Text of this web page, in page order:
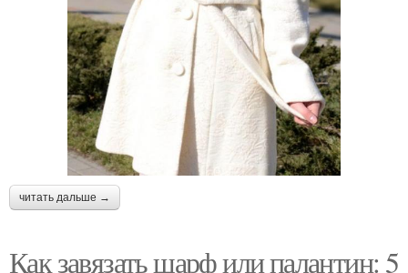
читать дальше →
Как завязать шарф или палантин: 5